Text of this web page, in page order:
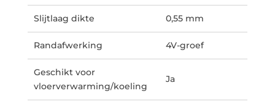
Slijtlaag dikte 0,55 mm
Randafwerking 4V-groef
Geschikt voor
vloerverwarming/koeling
Ja